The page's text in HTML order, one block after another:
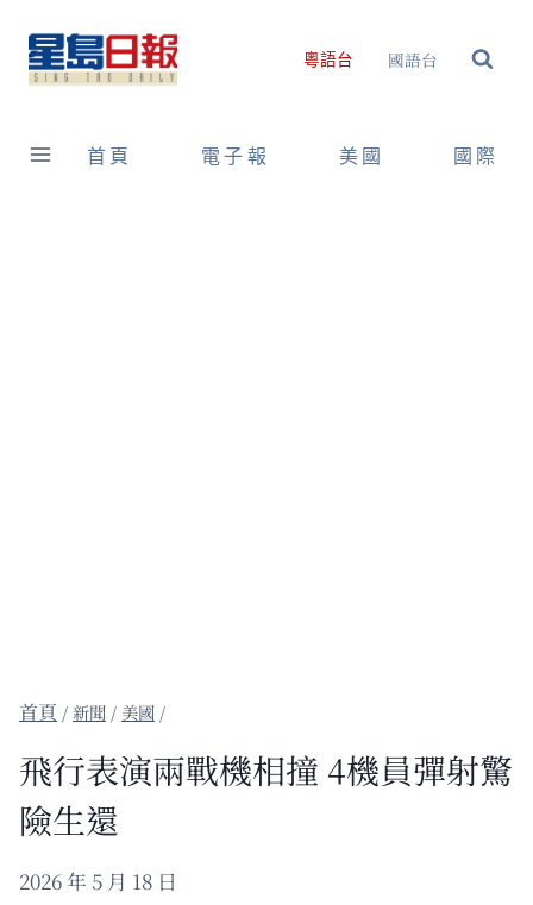
content
粵語台 國語台
首頁 電子報 美國 國際
/新聞 / 美國 /
飛行表演兩戰機相撞 4機員彈射驚
險生還
2026 年 5 月 18 日